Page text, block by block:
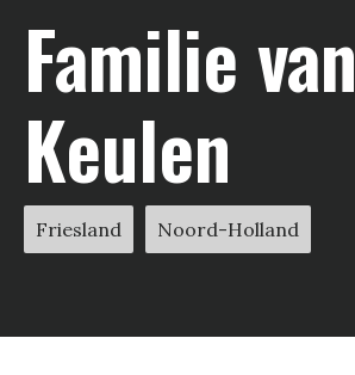
Familie van
Keulen
Friesland Noord-Holland